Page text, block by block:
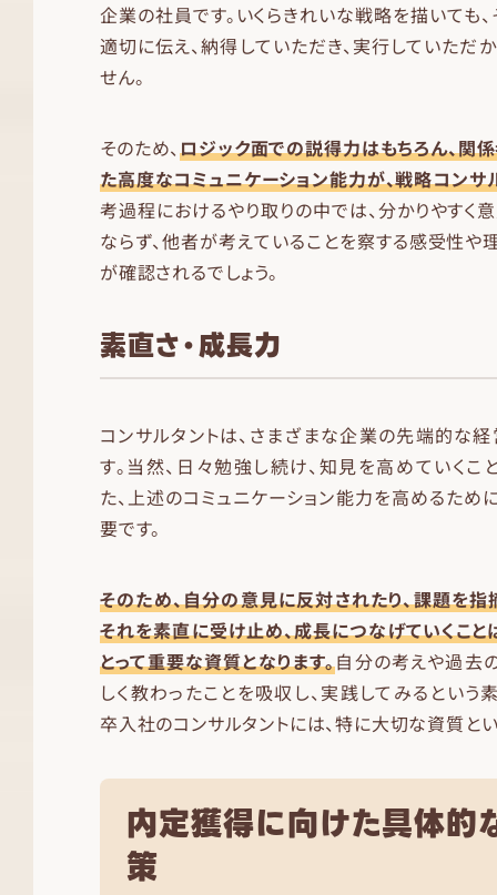
企業の社員です。いくらきれいな戦略を描いても
適切に伝え、納得していただき、実行していただ
せん。
そのため、ロジック面での説得力はもちろん、関
た高度なコミュニケーション能力が、戦略コンサ
考過程におけるやり取りの中では、分かりやすく
ならず、他者が考えていることを察する感受性や
が確認されるでしょう。
素直さ・成長力
コンサルタントは、さまざまな企業の先端的な
す。当然、日々勉強し続け、知見を高めていくこ
た、上述のコミュニケーション能力を高めるため
要です。
そのため、自分の意見に反対されたり、課題を指
それを素直に受け止め、成長につなげていくこと
とって重要な資質となります。自分の考えや過去
しく教わったことを吸収し、実践してみるという
卒入社のコンサルタントには、特に大切な資質とい
内定獲得に向けた具体的
策